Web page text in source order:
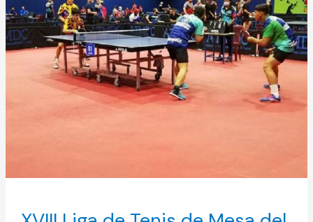
Tenis
de
Mesa
Distrito
Invitación